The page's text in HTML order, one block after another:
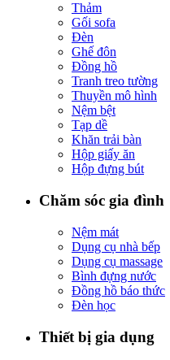
Thảm
Gối sofa
Đèn
Ghế đôn
Đồng hồ
Tranh treo tường
Thuyền mô hình
Nệm bệt
Tạp dề
Khăn trải bàn
Hộp giấy ăn
Hộp đựng bút
Chăm sóc gia đình
Nệm mát
Dụng cụ nhà bếp
Dụng cụ massage
Bình đựng nước
Đồng hồ báo thức
Đèn học
Thiết bị gia dụng